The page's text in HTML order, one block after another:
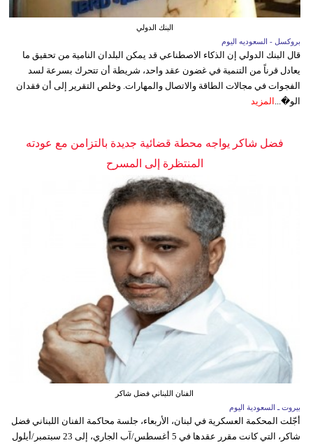
البنك الدولي
بروكسل - السعوديه اليوم
قال البنك الدولي إن الذكاء الاصطناعي قد يمكن البلدان النامية من تحقيق ما
يعادل قرناً من التنمية في غضون عقد واحد، شريطة أن تتحرك بسرعة لسد
الفجوات في مجالات الطاقة والاتصال والمهارات. وخلص التقرير إلى أن فقدان
الو�...
المزيد
فضل شاكر يواجه محطة قضائية جديدة بالتزامن مع عودته
المنتظرة إلى المسرح
الفنان اللبناني فضل شاكر
بيروت ـ السعودية اليوم
أجّلت المحكمة العسكرية في لبنان، الأربعاء، جلسة محاكمة الفنان اللبناني فضل
شاكر، التي كانت مقرر عقدها في 5 أغسطس/آب الجاري، إلى 23 سبتمبر/أيلول